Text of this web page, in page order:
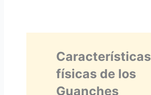
Características
físicas de los
Guanches